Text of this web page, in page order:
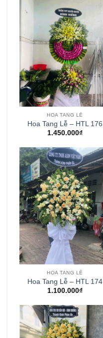
HOA TANG LỄ
Hoa Tang Lễ – HTL 176
1.450.000₫
HOA TANG LỄ
Hoa Tang Lễ – HTL 174
1.100.000₫